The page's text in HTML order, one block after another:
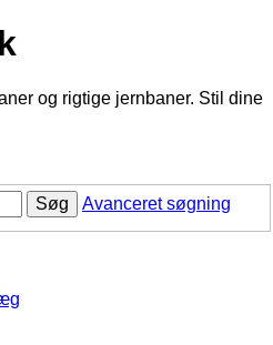
og rigtige jernbaner. Stil dine
Søg Avanceret søgning